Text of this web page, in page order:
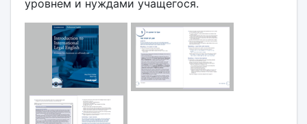
уровнем и нуждами учащегося.